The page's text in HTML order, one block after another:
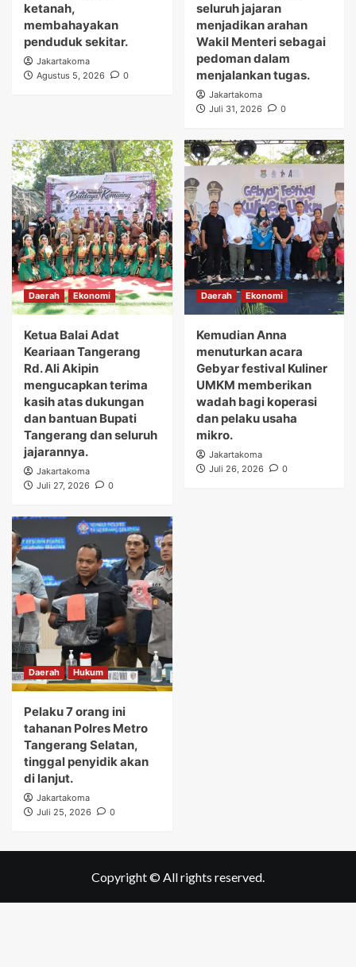
ketanah,
membahayakan
penduduk sekitar.
Jakartakoma
Agustus 5, 2026
0
seluruh jajaran
menjadikan arahan
Wakil Menteri sebagai
pedoman dalam
menjalankan tugas.
Jakartakoma
Juli 31, 2026
0
Daerah Ekonomi
Ketua Balai Adat
Keariaan Tangerang
Rd. Ali Akipin
mengucapkan terima
kasih atas dukungan
dan bantuan Bupati
Tangerang dan seluruh
jajarannya.
Jakartakoma
Juli 27, 2026
0
Daerah Ekonomi
Kemudian Anna
menuturkan acara
Gebyar festival Kuliner
UMKM memberikan
wadah bagi koperasi
dan pelaku usaha
mikro.
Jakartakoma
Juli 26, 2026
0
Daerah Hukum
Pelaku 7 orang ini
tahanan Polres Metro
Tangerang Selatan,
tinggal penyidik akan
di lanjut.
Jakartakoma
Juli 25, 2026
0
Copyright © All rights reserved.